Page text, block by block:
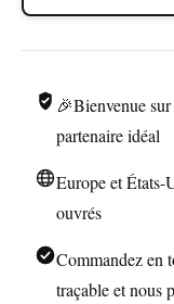
Original
Capsule
Cuivre🎉Bienvenue
partenaire idéal
Europe et États-
ouvrés
Commandez en
traçable et nous